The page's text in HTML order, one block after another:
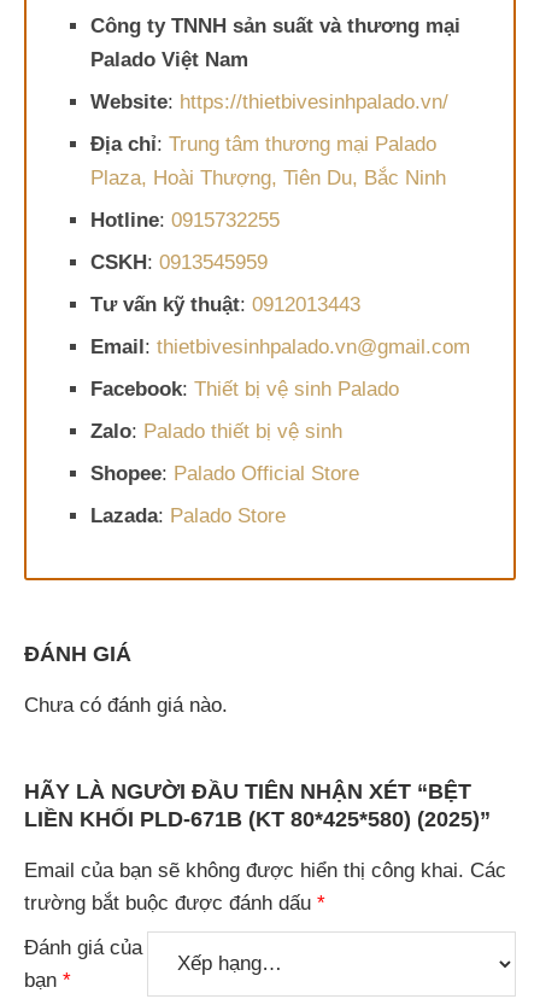
Công ty TNNH sản suất và thương mại
Palado Việt Nam
Website: https://thietbivesinhpalado.vn/
Địa chỉ: Trung tâm thương mại Palado
Plaza, Hoài Thượng, Tiên Du, Bắc Ninh
Hotline: 0915732255
CSKH: 0913545959
Tư vấn kỹ thuật: 0912013443
Email: thietbivesinhpalado.vn@gmail.com
Facebook: Thiết bị vệ sinh Palado
Zalo: Palado thiết bị vệ sinh
Shopee: Palado Official Store
Lazada: Palado Store
ĐÁNH GIÁ
Chưa có đánh giá nào.
HÃY LÀ NGƯỜI ĐẦU TIÊN NHẬN XÉT “BỆT
LIỀN KHỐI PLD-671B (KT 80*425*580) (2025)”
Email của bạn sẽ không được hiển thị công khai. Các
trường bắt buộc được đánh dấu *
Đánh giá của
bạn *